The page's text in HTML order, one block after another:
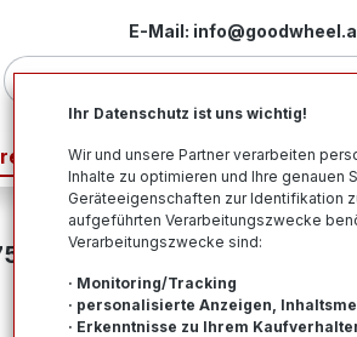
E-Mail:
Motorradreifen Felgen
35RF21 103Y (*) RFT XL BSW
Ihr Datenschutz ist uns wichtig!
Wir und unsere Partner verarbeiten
Inhalte zu optimieren und Ihre genauen
Geräteeigenschaften zur Identifikation
aufgeführten Verarbeitungszwecke
Verarbeitungszwecke sind:
· Monitoring/Tracking
· personalisierte Anzeigen,
· Erkenntnisse zu Ihrem